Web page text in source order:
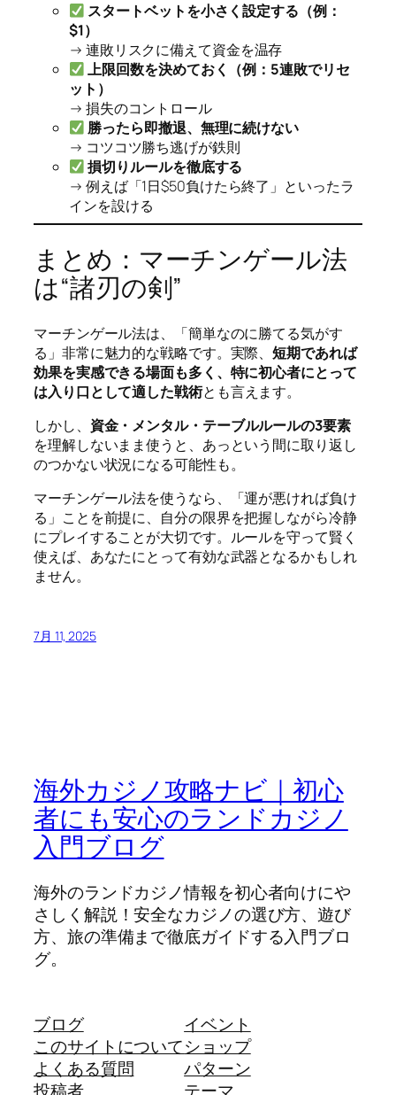
スタートベットを小さく設定する（例：
$1）
→ 連敗リスクに備えて資金を温存
上限回数を決めておく（例：5連敗でリセ
ット）
→ 損失のコントロール
勝ったら即撤退、無理に続けない
→ コツコツ勝ち逃げが鉄則
損切りルールを徹底する
→ 例えば「1日$50負けたら終了」といったラ
インを設ける
まとめ：マーチンゲール法
は“諸刃の剣”
マーチンゲール法は、「簡単なのに勝てる気がす
る」非常に魅力的な戦略です。実際、短期であれば
効果を実感できる場面も多く、特に初心者にとって
は入り口として適した戦術とも言えます。
しかし、 資金・メンタル・テーブルルールの3要素
を理解しないまま使うと、あっという間に取り返し
のつかない状況になる可能性も。
マーチンゲール法を使うなら、「運が悪ければ負け
る」ことを前提に、自分の限界を把握しながら冷静
にプレイすることが大切です。ルールを守って賢く
使えば、あなたにとって有効な武器となるかもしれ
ません。
7月 11, 2025
海外カジノ攻略ナビ｜初心
者にも安心のランドカジノ
入門ブログ
海外のランドカジノ情報を初心者向けにや
さしく解説！安全なカジノの選び方、遊び
方、旅の準備まで徹底ガイドする入門ブロ
グ。
ブログ
このサイトについて
よくある質問
イベント
ショップ
パターン